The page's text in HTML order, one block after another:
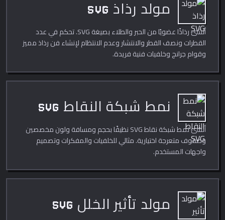
مولد رذاذ SVG
أنشئ رذاذًا عضويًا من الحبر والطلاء بصيغة SVG. تحكم في عدد
القطرات ونصف القطر والانتشار وعدم الانتظام لإنشاء فن رذاذ مميز
وقوام جرانج وخلفيات فنية فريدة.
نمط شبكة النقاط SVG
أنشئ نمط شبكة نقاط SVG نظيفًا بحجم ومسافة ولون مخصصين
وصفوف متعرجة اختيارية. مثالي للخلفيات والمفكرات وتصميم
واجهات المستخدم.
مولد تأثير الخلل SVG